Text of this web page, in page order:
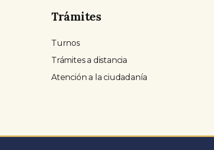
Trámites
Turnos
Trámites a distancia
Atención a la ciudadanía